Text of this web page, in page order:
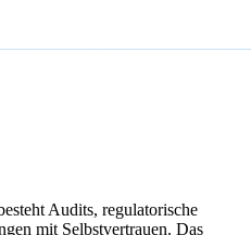
Audits, regulatorische
mit Selbstvertrauen. Das